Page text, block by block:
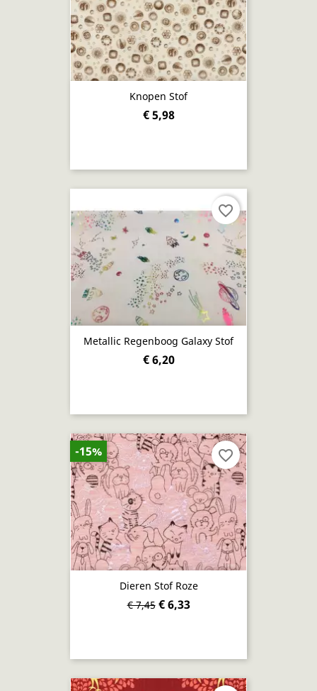
Knopen Stof
€ 5,98
Metallic Regenboog Galaxy Stof
€ 6,20
favorite_border
Dieren Stof Roze
€ 7,45 € 6,33
-15% favorite_border